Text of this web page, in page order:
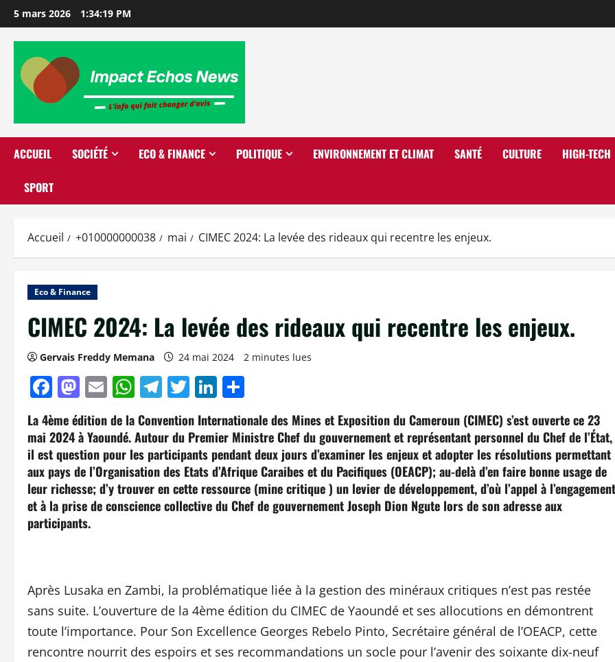
5 mars 2026 1:34:20 PM
ACCUEIL SOCIÉTÉ ECO & FINANCE POLITIQUE ENVIRONNEMENT ET CLIMAT SANTÉ CULTURE HIGH-TECH
SPORT
Accueil +010000000038 mai CIMEC 2024: La levée des rideaux qui recentre les enjeux.
Eco & Finance
CIMEC 2024: La levée des rideaux qui recentre les enjeux.
Gervais Freddy Memana 24 mai 2024 2 minutes lues
Facebook
Mastodon
EmailWhatsApp
Telegram
TwitterLinkedIn
La 4ème édition de la Convention Internationale des Mines et Exposition du Cameroun (CIMEC) s’est ouverte ce 23
mai 2024 à Yaoundé. Autour du Premier Ministre Chef du gouvernement et représentant personnel du Chef de l’État,
il est question pour les participants pendant deux jours d’examiner les enjeux et adopter les résolutions permettant
aux pays de l’Organisation des Etats d’Afrique Caraibes et du Pacifiques (OEACP); au-delà d’en faire bonne usage de
leur richesse; d’y trouver en cette ressource (mine critique ) un levier de développement, d’où l’appel à l’engagement
et à la prise de conscience collective du Chef de gouvernement Joseph Dion Ngute lors de son adresse aux
participants.
Après Lusaka en Zambi, la problématique liée à la gestion des minéraux critiques n’est pas restée
sans suite. L’ouverture de la 4ème édition du CIMEC de Yaoundé et ses allocutions en démontrent
toute l’importance. Pour Son Excellence Georges Rebelo Pinto, Secrétaire général de l’OEACP, cette
rencontre nourrit des espoirs et ses recommandations un socle pour l’avenir des soixante dix-neuf